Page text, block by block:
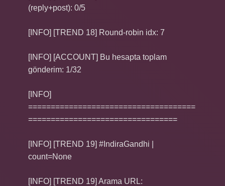
(reply+post): 0/5
[INFO] [TREND 18] Round-robin idx: 7
[INFO] [ACCOUNT] Bu hesapta toplam
gönderim: 1/32
[INFO]
=====================================
=================================
[INFO] [TREND 19] #IndiraGandhi |
count=None
[INFO] [TREND 19] Arama URL: